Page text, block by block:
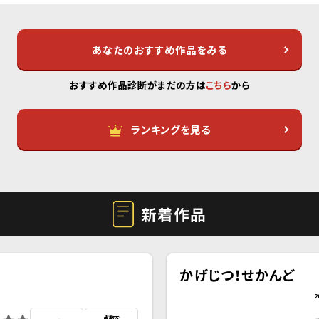
あなたのおすすめ作品をみる
おすすめ作品診断がまだの方はこちらから
ランキングを見る
新着作品
かげじつ！せかんど